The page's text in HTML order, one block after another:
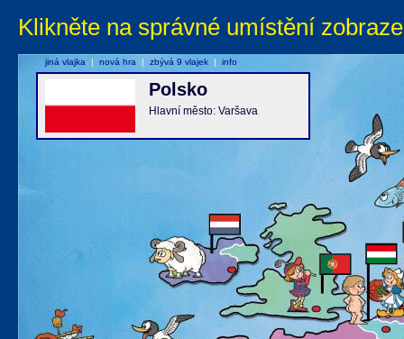
Klikněte na správné umístění
Polsko
Hlavní město: Varšava
jiná vlajka | nová hra | zbývá 9 vlajek | info